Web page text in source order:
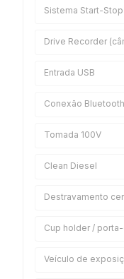
Sistema Start-
Drive Recorder
Entrada USB
Conexão Bluetooth
Tomada 100V
Clean Diesel
Destravamento
Cup holder /
Veículo de